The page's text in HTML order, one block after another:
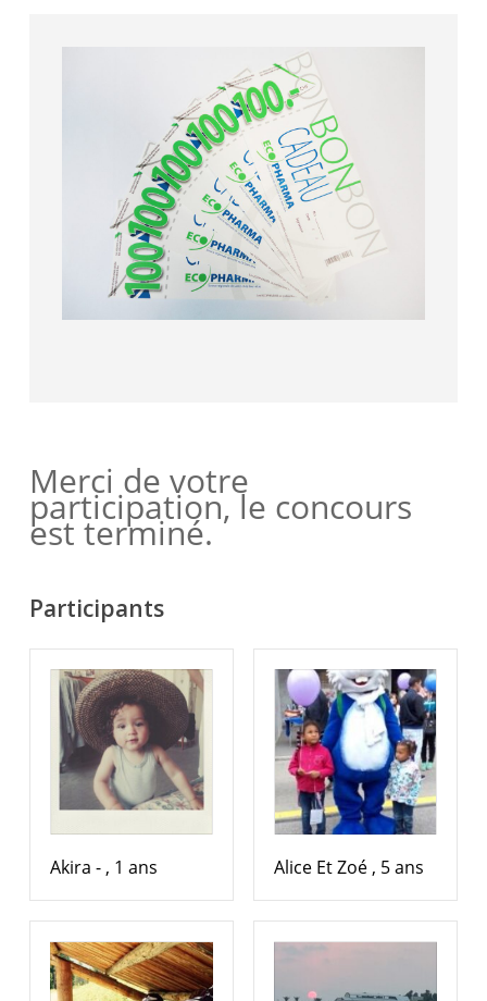
Merci de votre
participation, le concours
est terminé.
Participants
Akira - , 1 ans Alice Et Zoé , 5 ans